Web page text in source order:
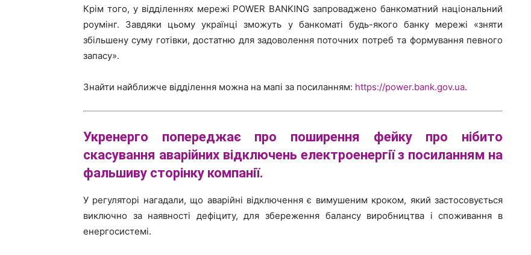
Крім того, у відділеннях мережі POWER BANKING запроваджено банкоматний національний
роумінг. Завдяки цьому українці зможуть у банкоматі будь-якого банку мережі «зняти
збільшену суму готівки, достатню для задоволення поточних потреб та формування певного
запасу».
Знайти найближче відділення можна на мапі за посиланням: https://power.bank.gov.ua.
Укренерго попереджає про поширення фейку про нібито
скасування аварійних відключень електроенергії з посиланням на
фальшиву сторінку компанії.
У регуляторі нагадали, що аварійні відключення є вимушеним кроком, який застосовується
виключно за наявності дефіциту, для збереження балансу виробництва і споживання в
енергосистемі.